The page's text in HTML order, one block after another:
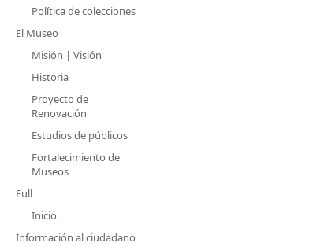
Política de colecciones
El Museo
Misión | Visión
Historia
Proyecto de
Renovación
Estudios de públicos
Fortalecimiento de
Museos
Full
Inicio
Información al ciudadano